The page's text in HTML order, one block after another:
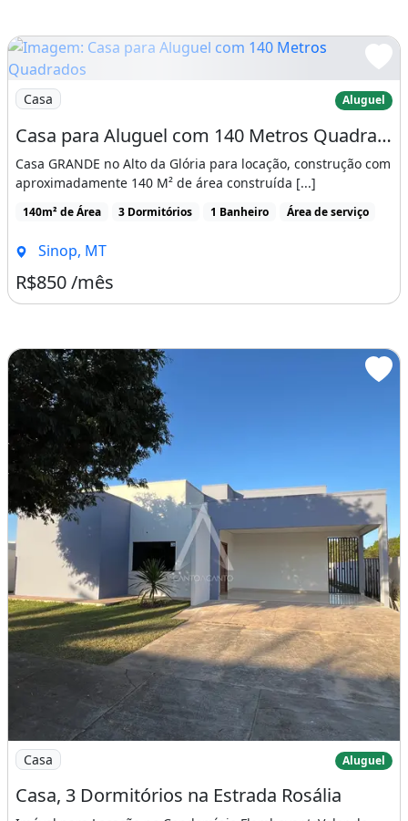
Imagem: Casa para Aluguel com 140 Metros Quadrados
Casa Aluguel
Casa para Aluguel com 140 Metros Quadrados em Loteamento Alto da Glória - Sinop - Mt
Casa GRANDE no Alto da Glória para locação, construção com
aproximadamente 140 M² de área construída [...]
140m² de Área 3 Dormitórios 1 Banheiro Área de serviço
Sinop, MT
R$850 /mês
Imagem: Casa, 3 Dormitórios na Estrada Rosália
Casa Aluguel
Casa, 3 Dormitórios na Estrada Rosália